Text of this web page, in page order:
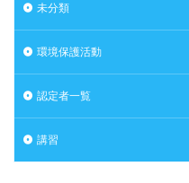
未分類
環境保護活動
認定者一覧
講習